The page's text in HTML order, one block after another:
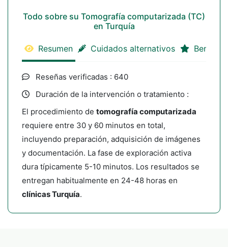
Todo sobre su Tomografía computarizada (TC)
en Turquía
Resumen Cuidados alternativos
Reseñas verificadas : 640
Duración de la intervención o tratamiento :
El procedimiento de tomografía computarizada
requiere entre 30 y 60 minutos en total,
incluyendo preparación, adquisición de imágenes
y documentación. La fase de exploración activa
dura típicamente 5-10 minutos. Los resultados se
entregan habitualmente en 24-48 horas en
clínicas Turquía.